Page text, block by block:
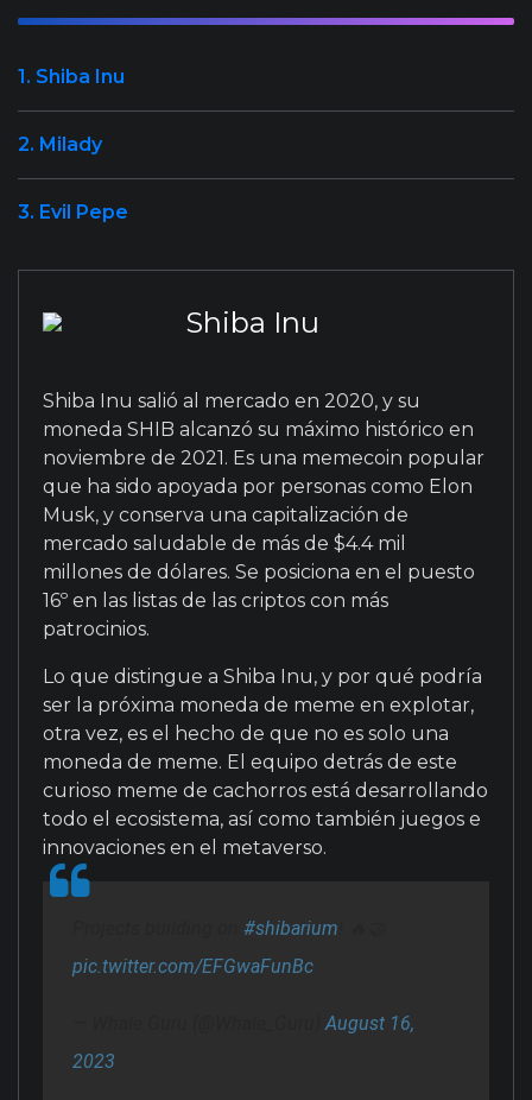
1. Shiba Inu
2. Milady
3. Evil Pepe
Shiba Inu
Shiba Inu salió al mercado en 2020, y su
moneda SHIB alcanzó su máximo histórico en
noviembre de 2021. Es una memecoin popular
que ha sido apoyada por personas como Elon
Musk, y conserva una capitalización de
mercado saludable de más de $4.4 mil
millones de dólares. Se posiciona en el puesto
16º en las listas de las criptos con más
patrocinios.
Lo que distingue a Shiba Inu, y por qué podría
ser la próxima moneda de meme en explotar,
otra vez, es el hecho de que no es solo una
moneda de meme. El equipo detrás de este
curioso meme de cachorros está desarrollando
todo el ecosistema, así como también juegos e
innovaciones en el metaverso.
#shibarium
pic.twitter.com/EFGwaFunBc
— Whale.Guru (@Whale_Guru)August 16,
2023